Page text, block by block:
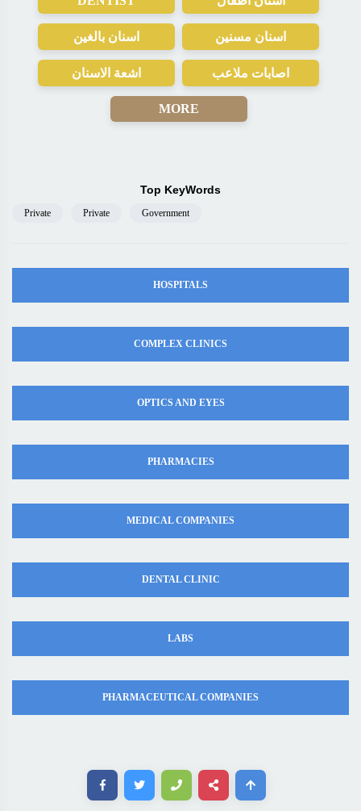
اسنان بالغين اسنان مسنين
اشعة الاسنان اصابات ملاعب
MORE
Top KeyWords
Private Private Government
HOSPITALS
COMPLEX CLINICS
OPTICS AND EYES
PHARMACIES
MEDICAL COMPANIES
DENTAL CLINIC
LABS
PHARMACEUTICAL COMPANIES